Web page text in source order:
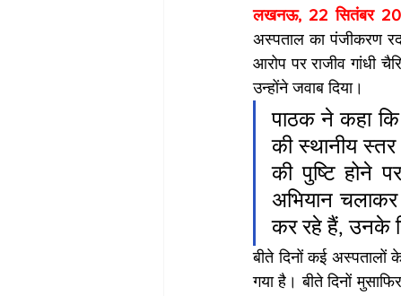
लखनऊ, 22 सितंबर
अस्पताल का पंजीकरण रद
आरोप पर राजीव गांधी
उन्होंने जवाब दिया।
पाठक ने कहा
की स्थानीय
की पुष्टि होने
अभियान
कर रहे हैं, उनके
बीते दिनों कई अस्पतालों
गया है। बीते दिनों